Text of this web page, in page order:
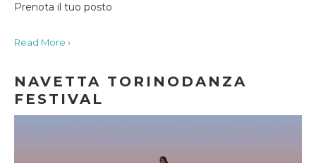
Prenota il tuo posto
Read More ›
NAVETTA TORINODANZA
FESTIVAL